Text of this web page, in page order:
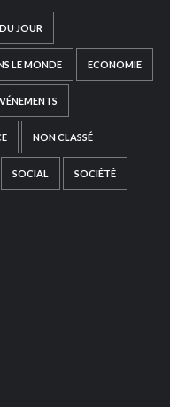
JOUR
LE MONDE ECONOMIE
NON CLASSÉ
SOCIAL SOCIÉTÉ